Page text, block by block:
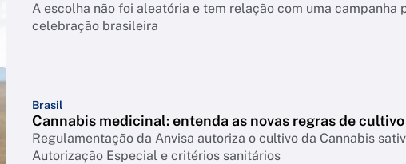
A escolha não foi aleatória e tem relação com uma
celebração brasileira
Brasil
Cannabis medicinal: entenda as novas regras de cultivo
Regulamentação da Anvisa autoriza o cultivo da Cannabis
Autorização Especial e critérios sanitários